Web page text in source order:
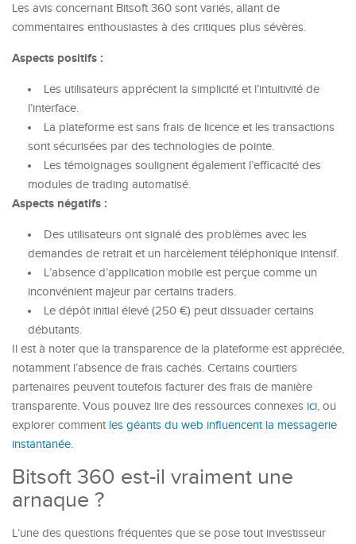
Les avis concernant Bitsoft 360 sont variés, allant de
commentaires enthousiastes à des critiques plus sévères.
Aspects positifs :
Les utilisateurs apprécient la simplicité et l’intuitivité de
l’interface.
La plateforme est sans frais de licence et les transactions
sont sécurisées par des technologies de pointe.
Les témoignages soulignent également l’efficacité des
modules de trading automatisé.
Aspects négatifs :
Des utilisateurs ont signalé des problèmes avec les
demandes de retrait et un harcèlement téléphonique intensif.
L’absence d’application mobile est perçue comme un
inconvénient majeur par certains traders.
Le dépôt initial élevé (250 €) peut dissuader certains
débutants.
Il est à noter que la transparence de la plateforme est appréciée,
notamment l’absence de frais cachés. Certains courtiers
partenaires peuvent toutefois facturer des frais de manière
transparente. Vous pouvez lire des ressources connexes ici, ou
explorer comment les géants du web influencent la messagerie
instantanée.
Bitsoft 360 est-il vraiment une
arnaque ?
L’une des questions fréquentes que se pose tout investisseur